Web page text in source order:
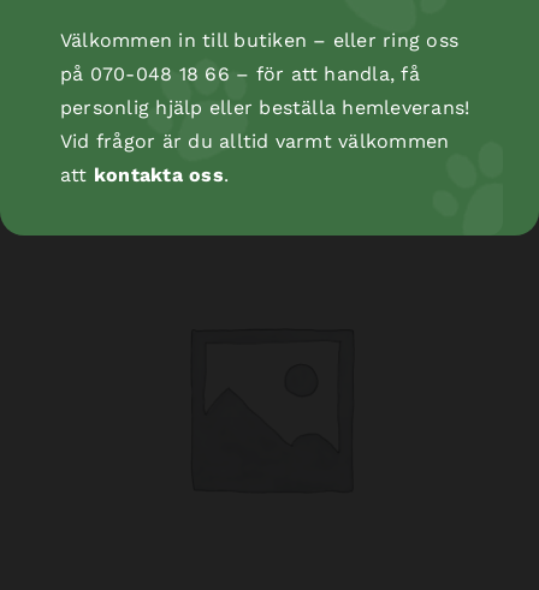
Kopåse
Välkommen in till butiken – eller ring oss
på 070-048 18 66 – för att handla, få
personlig hjälp eller beställa hemleverans!
Vid frågor är du alltid varmt välkommen
att kontakta oss.